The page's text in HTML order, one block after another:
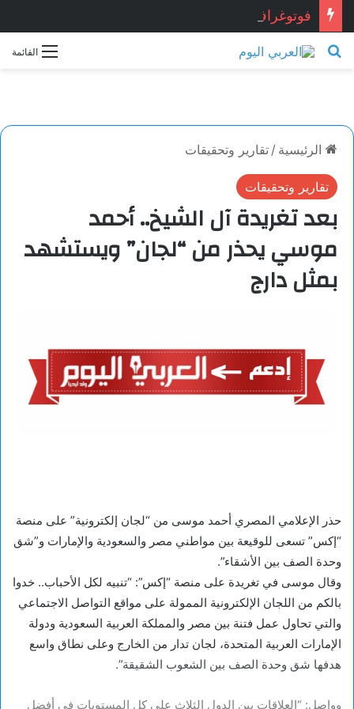
فوتوغرافيا
القائمة بحث عن
الرئيسية / تقارير وتحقيقات
تقارير وتحقيقات
بعد تغريدة آل الشيخ.. أحمد
موسي يحذر من “لجان” ويستشهد
بمثل دارج
حذر الإعلامي المصري أحمد موسى من “لجان إلكترونية” على منصة
“إكس” تسعى للوقيعة بين مواطني مصر والسعودية والإمارات و”شق
وحدة الصف بين الأشقاء”.
وقال موسى في تغريدة على منصة “إكس”: “تنبيه لكل الأحباب.. خدوا
بالكم من اللجان الإلكترونية الممولة على مواقع التواصل الاجتماعي
والتي تحاول عمل فتنة بين مصر والمملكة العربية السعودية ودولة
الإمارات العربية المتحدة، لجان تدار من الخارج وعلى نطاق واسع
هدفها شق وحدة الصف بين الشعوب الشقيقة”.
وواصل: “العلاقات بين الدول الثلاث على كل المستويات فى أفضل